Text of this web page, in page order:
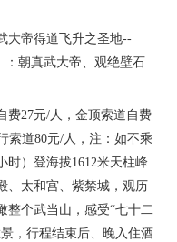
大帝得道飞升之圣地--
：朝真武大帝、观绝壁石
费27元/人，金顶索道自费
索道80元/人，注：如不乘
时）登海拔1612米天柱峰
、太和宫、紫禁城，观历
整个武当山，感受“七十二
，行程结束后、晚入住酒